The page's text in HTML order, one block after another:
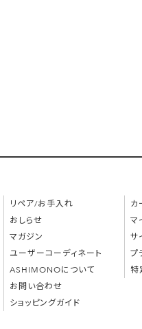
リペア/お手入れ
おしらせ
マガジン
ユーザーコーディネート
ASHIMONOについて
お問い合わせ
ショッピングガイド
カ
マ
サ
プ
特